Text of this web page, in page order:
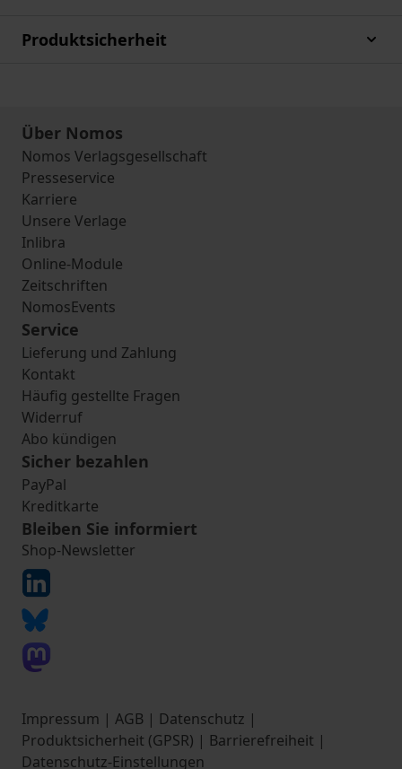
Produktsicherheit
Über Nomos
Nomos Verlagsgesellschaft
Presseservice
Karriere
Unsere Verlage
Inlibra
Online-Module
Zeitschriften
NomosEvents
Service
Lieferung und Zahlung
Kontakt
Häufig gestellte Fragen
Widerruf
Abo kündigen
Sicher bezahlen
PayPal
Kreditkarte
Bleiben Sie informiert
Shop-Newsletter
Impressum | AGB | Datenschutz |
Produktsicherheit (GPSR) | Barrierefreiheit |
Datenschutz-Einstellungen